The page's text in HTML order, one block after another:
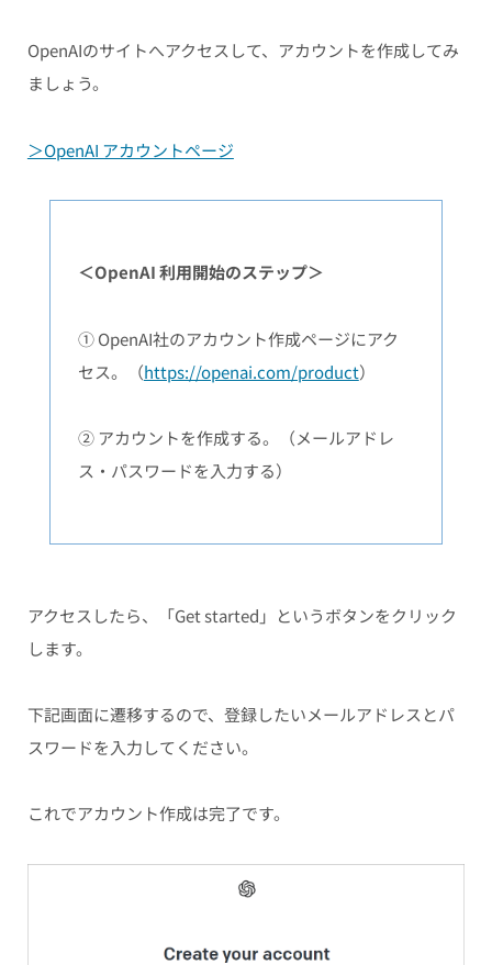
OpenAIのサイトへアクセスして、アカウントを作成してみ
ましょう。
＞OpenAI アカウントページ
＜OpenAI 利用開始のステップ＞
① OpenAI社のアカウント作成ページにアク
セス。（https://openai.com/product）
② アカウントを作成する。（メールアドレ
ス・パスワードを入力する）
アクセスしたら、「Get started」というボタンをクリック
します。
下記画面に遷移するので、登録したいメールアドレスとパ
スワードを入力してください。
これでアカウント作成は完了です。